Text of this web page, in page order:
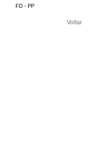
FD - PP
Voltar